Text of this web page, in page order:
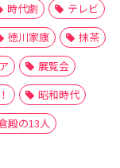
時代劇
テレビ
徳川家康
抹茶
展覧会
昭和時代
殿の13人